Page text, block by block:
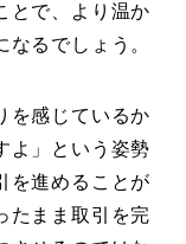
とで、より温か
るでしょう。
を感じているか
よ」という姿勢
を進めることが
たまま取引を完